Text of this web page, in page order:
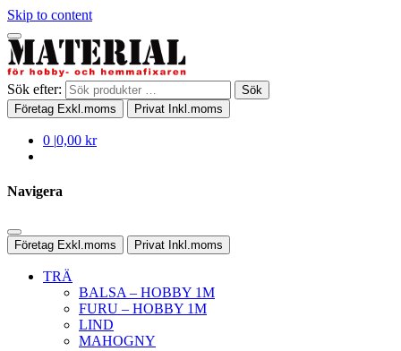
Skip to content
Sök efter:
Sök
Företag Exkl.moms Privat Inkl.moms
0 |0,00 kr
Navigera
Företag Exkl.moms Privat Inkl.moms
TRÄ
BALSA – HOBBY 1M
FURU – HOBBY 1M
LIND
MAHOGNY